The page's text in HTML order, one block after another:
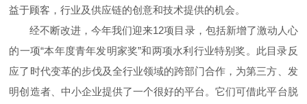
益于顾客，行业及供应链的创意和技术提供的机会。
经不断改进，今年我们迎来12项目录，包括新增了激动人心
的一项“本年度青年发明家奖”和两项水利行业特别奖。此目录反
应了时代变革的步伐及全行业领域的跨部门合作，为第三方、发
明创造者、中小企业提供了一个很好的平台。它们可借此平台脱